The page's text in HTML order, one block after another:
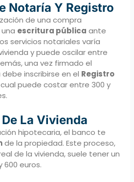
Notaría Y Registro
de una compra
escritura pública ante
servicios notariales varía
y puede oscilar entre
una vez firmado el
inscribirse en el Registro
cual puede costar entre 300 y
La Vivienda
hipotecaria, el banco te
de la propiedad. Este proceso,
de la vivienda, suele tener un
euros.